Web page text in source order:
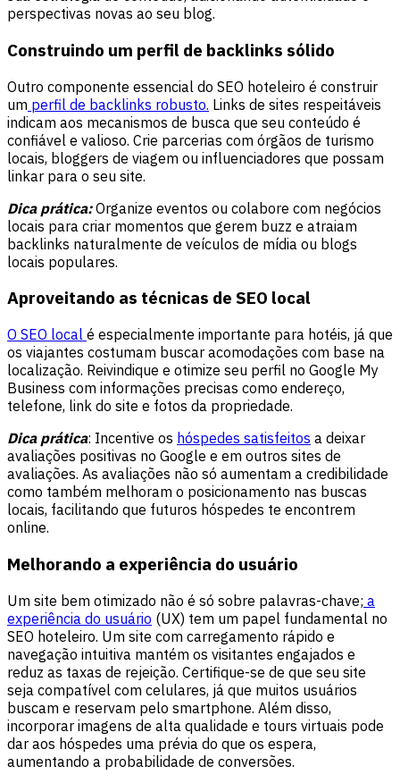
perspectivas novas ao seu blog.
Construindo um perfil de backlinks sólido
Outro componente essencial do SEO hoteleiro é construir
um perfil de backlinks robusto. Links de sites respeitáveis
indicam aos mecanismos de busca que seu conteúdo é
confiável e valioso. Crie parcerias com órgãos de turismo
locais, bloggers de viagem ou influenciadores que possam
linkar para o seu site.
Dica prática:Organize eventos ou colabore com negócios
locais para criar momentos que gerem buzz e atraiam
backlinks naturalmente de veículos de mídia ou blogs
locais populares.
Aproveitando as técnicas de SEO local
O SEO local é especialmente importante para hotéis, já que
os viajantes costumam buscar acomodações com base na
localização. Reivindique e otimize seu perfil no Google My
Business com informações precisas como endereço,
telefone, link do site e fotos da propriedade.
Dica prática: Incentive os hóspedes satisfeitos a deixar
avaliações positivas no Google e em outros sites de
avaliações. As avaliações não só aumentam a credibilidade
como também melhoram o posicionamento nas buscas
locais, facilitando que futuros hóspedes te encontrem
online.
Melhorando a experiência do usuário
Um site bem otimizado não é só sobre palavras-chave; a
experiência do usuário (UX) tem um papel fundamental no
SEO hoteleiro. Um site com carregamento rápido e
navegação intuitiva mantém os visitantes engajados e
reduz as taxas de rejeição. Certifique-se de que seu site
seja compatível com celulares, já que muitos usuários
buscam e reservam pelo smartphone. Além disso,
incorporar imagens de alta qualidade e tours virtuais pode
dar aos hóspedes uma prévia do que os espera,
aumentando a probabilidade de conversões.